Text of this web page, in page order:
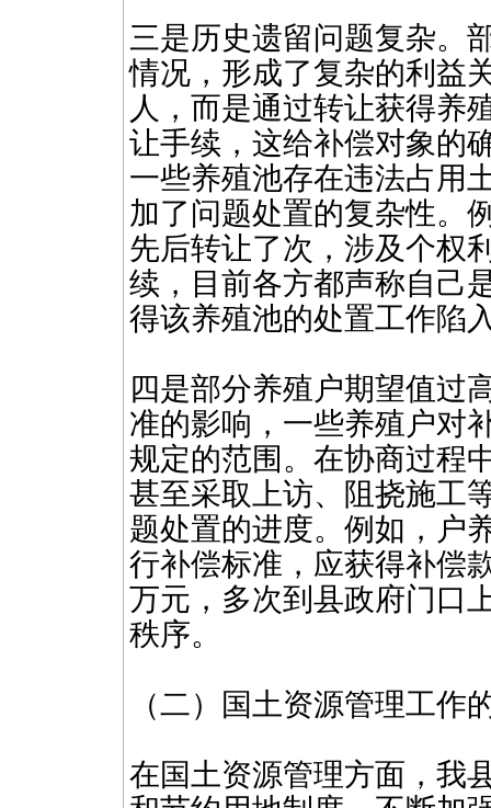
三是历史遗留问题复杂。
情况，形成了复杂的利益
人，而是通过转让获得养
让手续，这给补偿对象的
一些养殖池存在违法占用
加了问题处置的复杂性。
先后转让了次，涉及个权
续，目前各方都声称自己
得该养殖池的处置工作陷
四是部分养殖户期望值过
准的影响，一些养殖户对
规定的范围。在协商过程
甚至采取上访、阻挠施工
题处置的进度。例如，户
行补偿标准，应获得补偿
万元，多次到县政府门口
秩序。
（二）国土资源管理工作
在国土资源管理方面，我